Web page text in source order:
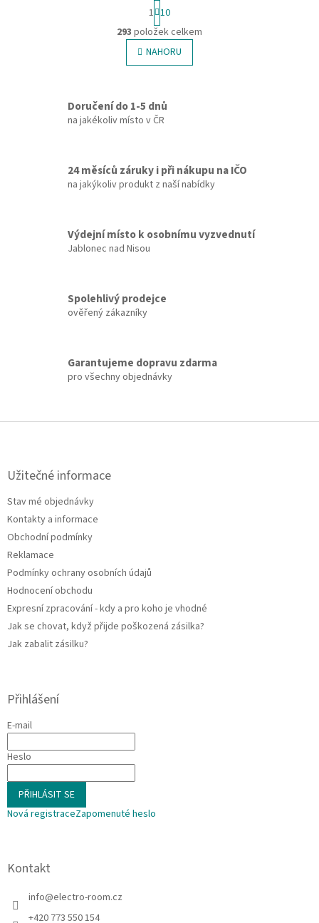
O
v
l
á
c
í
k
y
p
i
S
t
r
á
n
k
á
n
í
1 10
293 položek celkem
NAHORU
Doručení do 1-5 dnů
na jakékoliv místo v ČR
24 měsíců záruky i při nákupu na IČO
na jakýkoliv produkt z naší nabídky
Výdejní místo k osobnímu vyzvednutí
Jablonec nad Nisou
Spolehlivý prodejce
ověřený zákazníky
Garantujeme dopravu zdarma
pro všechny objednávky
Z
Užitečné informace
Stav mé objednávky
Kontakty a informace
Obchodní podmínky
Reklamace
Podmínky ochrany osobních údajů
Hodnocení obchodu
Expresní zpracování - kdy a pro koho je vhodné
Jak se chovat, když přijde poškozená zásilka?
Jak zabalit zásilku?
Přihlášení
E-mail
Heslo
PŘIHLÁSIT SE
Nová registraceZapomenuté heslo
Kontakt
info@electro-room.cz
+420 773 550 154